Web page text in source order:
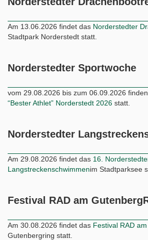
Am 13.06.2026 findet das Norderstedter
Stadtpark Norderstedt statt.
Norderstedter Sportwoche
vom 29.08.2026 bis zum 06.09.2026
“Bester Athlet” Norderstedt 2026 statt.
Norderstedter
Am 29.08.2026 findet das 16.
Langstreckenschwimmenim Stadtparksee
Festival RAD am
Am 30.08.2026 findet das Festival RAD
Gutenbergring statt.